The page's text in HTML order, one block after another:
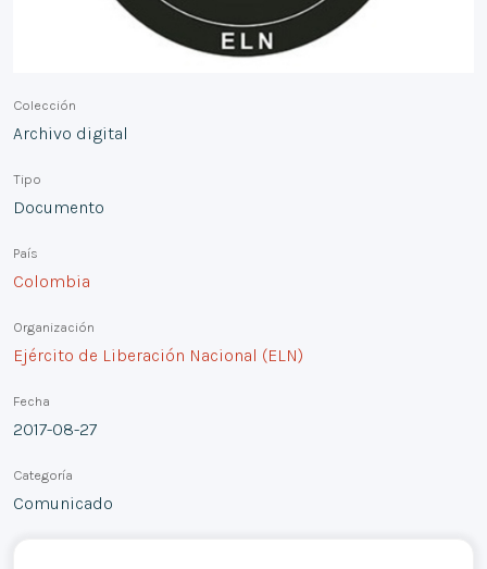
Colección
Archivo digital
Tipo
Documento
País
Colombia
Organización
Ejército de Liberación Nacional (ELN)
Fecha
2017-08-27
Categoría
Comunicado